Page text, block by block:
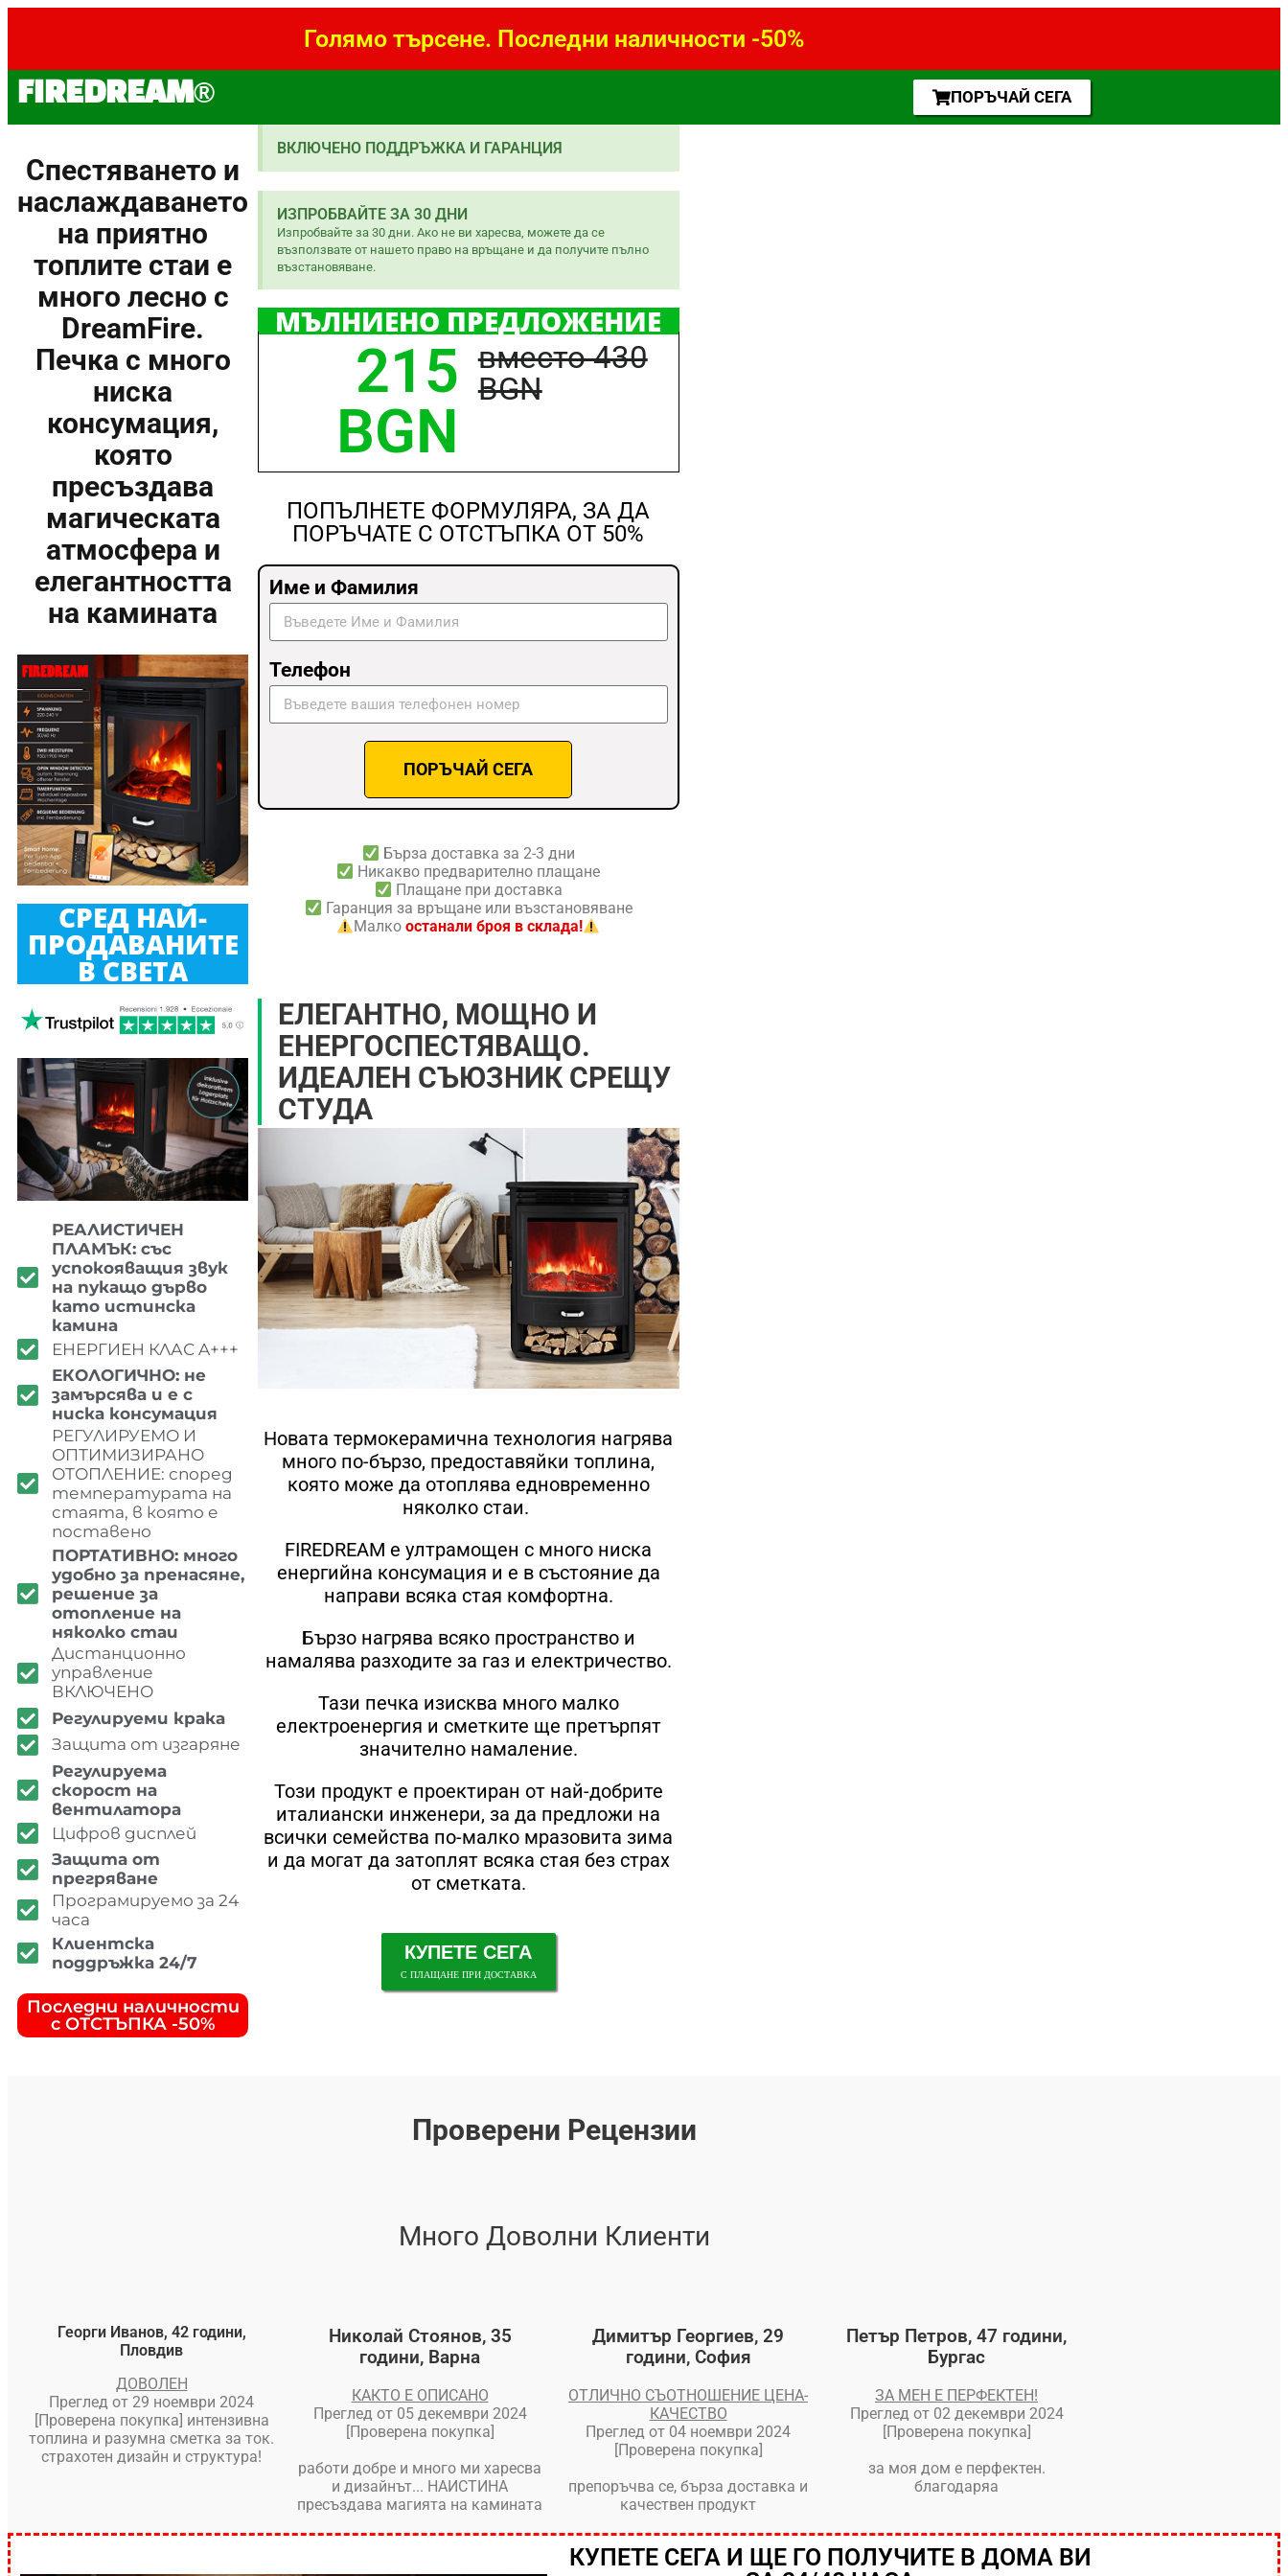
Голямо търсене. Последни наличности -50%
FIREDREAM® ПОРЪЧАЙ СЕГА
Спестяването и
наслаждаването
на приятно
топлите стаи е
много лесно с
DreamFire.
Печка с много
ниска
консумация,
която
пресъздава
магическата
атмосфера и
елегантността
на камината
СРЕД НАЙ-
ПРОДАВАНИТЕ
В СВЕТА
РЕАЛИСТИЧЕН
ПЛАМЪК: със
успокояващия звук
на пукащо дърво
като истинска
камина
ЕНЕРГИЕН КЛАС A+++
ЕКОЛОГИЧНО: не
замърсява и е с
ниска консумация
РЕГУЛИРУЕМО И
ОПТИМИЗИРАНО
ОТОПЛЕНИЕ: според
температурата на
стаята, в която е
поставено
ПОРТАТИВНО: много
удобно за пренасяне,
решение за
отопление на
няколко стаи
Дистанционно
управление
ВКЛЮЧЕНО
Регулируеми крака
Защита от изгаряне
Регулируема
скорост на
вентилатора
Цифров дисплей
Защита от
прегряване
Програмируемо за 24
часа
Клиентска
поддръжка 24/7
Последни наличности
с ОТСТЪПКА -50%
ВКЛЮЧЕНО ПОДДРЪЖКА И ГАРАНЦИЯ
ИЗПРОБВАЙТЕ ЗА 30 ДНИ
Изпробвайте за 30 дни. Ако не ви харесва, можете да се
възползвате от нашето право на връщане и да получите пълно
възстановяване.
МЪЛНИЕНО ПРЕДЛОЖЕНИЕ
215
BGN
вместо 430
BGN
ПОПЪЛНЕТЕ ФОРМУЛЯРА, ЗА ДА
ПОРЪЧАТЕ С ОТСТЪПКА ОТ 50%
Име и Фамилия
Телефон
ПОРЪЧАЙ СЕГА
Бърза доставка за 2-3 дни
Никакво предварително плащане
Плащане при доставка
Гаранция за връщане или възстановяване
Малко останали броя в склада!
ЕЛЕГАНТНО, МОЩНО И
ЕНЕРГОСПЕСТЯВАЩО.
ИДЕАЛЕН СЪЮЗНИК СРЕЩУ
СТУДА
Новата термокерамична технология нагрява
много по-бързо, предоставяйки топлина,
която може да отоплява едновременно
няколко стаи.
FIREDREAM е ултрамощен с много ниска
енергийна консумация и е в състояние да
направи всяка стая комфортна.
Бързо нагрява всяко пространство и
намалява разходите за газ и електричество.
Тази печка изисква много малко
електроенергия и сметките ще претърпят
значително намаление.
Този продукт е проектиран от най-добрите
италиански инженери, за да предложи на
всички семейства по-малко мразовита зима
и да могат да затоплят всяка стая без страх
от сметката.
КУПЕТЕ СЕГА
С ПЛАЩАНЕ ПРИ ДОСТАВКА
Проверени Рецензии
Много Доволни Клиенти
Георги Иванов, 42 години,
Пловдив
ДОВОЛЕН
Преглед от 29 ноември 2024
[Проверена покупка] интензивна
топлина и разумна сметка за ток.
страхотен дизайн и структура!
Николай Стоянов, 35
години, Варна
КАКТО Е ОПИСАНО
Преглед от 05 декември 2024
[Проверена покупка]
работи добре и много ми харесва
и дизайнът... НАИСТИНА
пресъздава магията на камината
Димитър Георгиев, 29
години, София
ОТЛИЧНО СЪОТНОШЕНИЕ ЦЕНА-
КАЧЕСТВО
Преглед от 04 ноември 2024
[Проверена покупка]
препоръчва се, бърза доставка и
качествен продукт
Петър Петров, 47 години,
Бургас
ЗА МЕН Е ПЕРФЕКТЕН!
Преглед от 02 декември 2024
[Проверена покупка]
за моя дом е перфектен.
благодаряа
КУПЕТЕ СЕГА И ЩЕ ГО ПОЛУЧИТЕ В ДОМА ВИ